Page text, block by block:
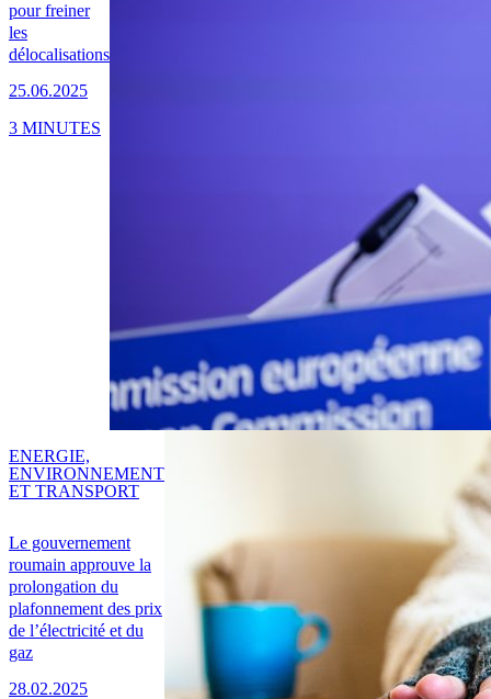
pour freiner
les
délocalisations
25.06.2025
3 MINUTES
Le gouvernement
roumain approuve la
prolongation du
plafonnement des prix
de l’électricité et du
gaz
28.02.2025
ENERGIE,
ENVIRONNEMENT
ET TRANSPORT